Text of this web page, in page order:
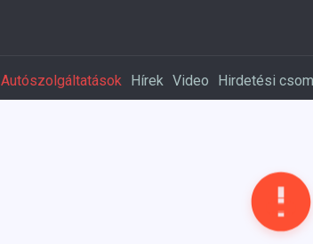
Autószolgáltatások Hírek Video Hirdetési